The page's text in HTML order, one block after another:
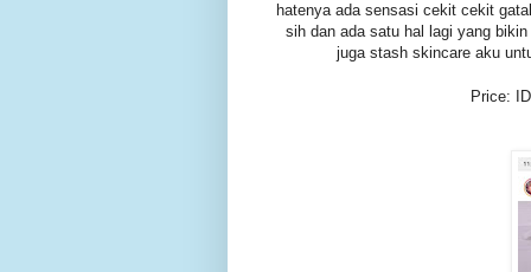
hatenya ada sensasi cekit cekit
sih dan ada satu hal lagi yang
juga stash skincare aku
Price: